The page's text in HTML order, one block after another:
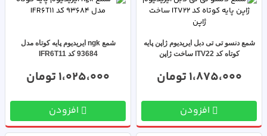
شمع دنسو تی تی دبل ایریدیوم ژاپن پایه
کوتاه کد ITV22 ساخت ژاپن
1،875،000 تومان
شمع ngk ایریدیوم پایه کوتاه مدل
93684 کد IFR6T11
1،025،000 تومان